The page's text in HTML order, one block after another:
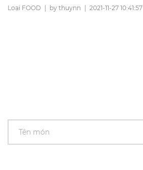
Loại FOOD | by thuynn | 2021-11-27 10:41:57